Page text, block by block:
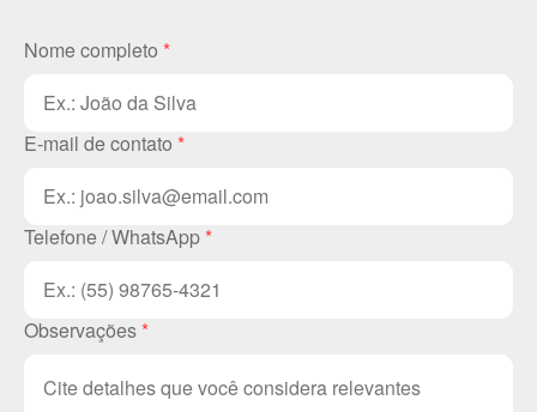
Nome completo *
E-mail de contato *
Telefone / WhatsApp *
Observações *